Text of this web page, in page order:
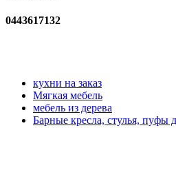
0443617132
кухни на заказ
Мягкая мебель
мебель из дерева
Барные кресла, стулья, пуфы